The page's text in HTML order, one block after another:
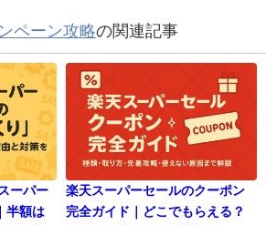
ペーン攻略の関連記事
ーパー
半額は
楽天スーパーセールのクーポン
完全ガイド｜どこでもらえる？